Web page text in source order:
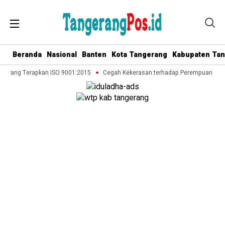
Beranda Nasional Banten Kota Tangerang Kabupaten
Terapkan ISO 9001:2015 Cegah Kekerasan terhadap Perempuan dan